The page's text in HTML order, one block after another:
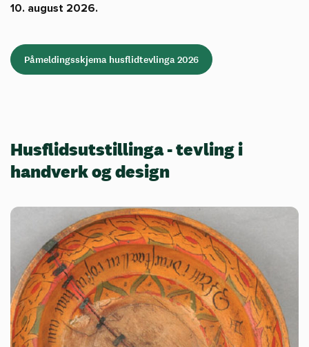
10. august 2026.
Påmeldingsskjema husflidtevlinga 2026
Husflidsutstillinga - tevling i
handverk og design